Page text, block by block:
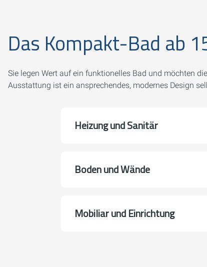
Das Kompakt-Bad ab
Sie legen Wert auf ein funktionelles Bad und möchten
Ausstattung ist ein ansprechendes, modernes Design
Heizung und Sanitär
Boden und Wände
Mobiliar und Einrichtung